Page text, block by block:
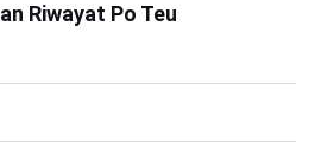
Riwayat Po Teu